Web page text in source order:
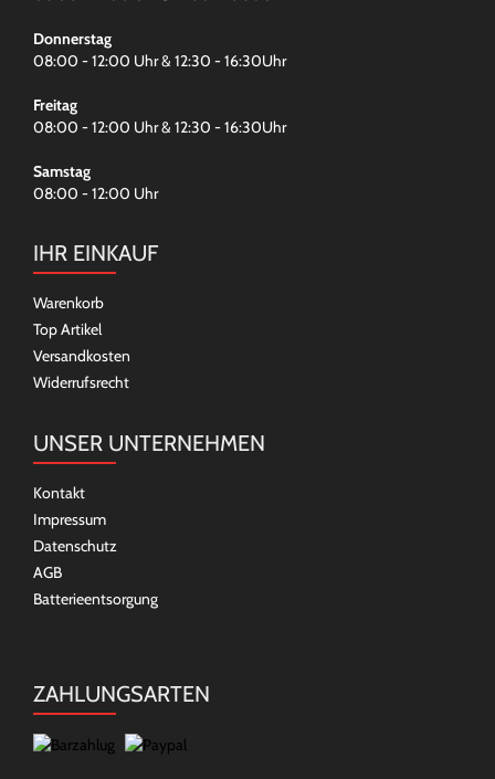
Donnerstag
08:00 - 12:00 Uhr & 12:30 - 16:30Uhr
Freitag
08:00 - 12:00 Uhr & 12:30 - 16:30Uhr
Samstag
08:00 - 12:00 Uhr
IHR EINKAUF
Warenkorb
Top Artikel
Versandkosten
Widerrufsrecht
UNSER UNTERNEHMEN
Kontakt
Impressum
Datenschutz
AGB
Batterieentsorgung
ZAHLUNGSARTEN